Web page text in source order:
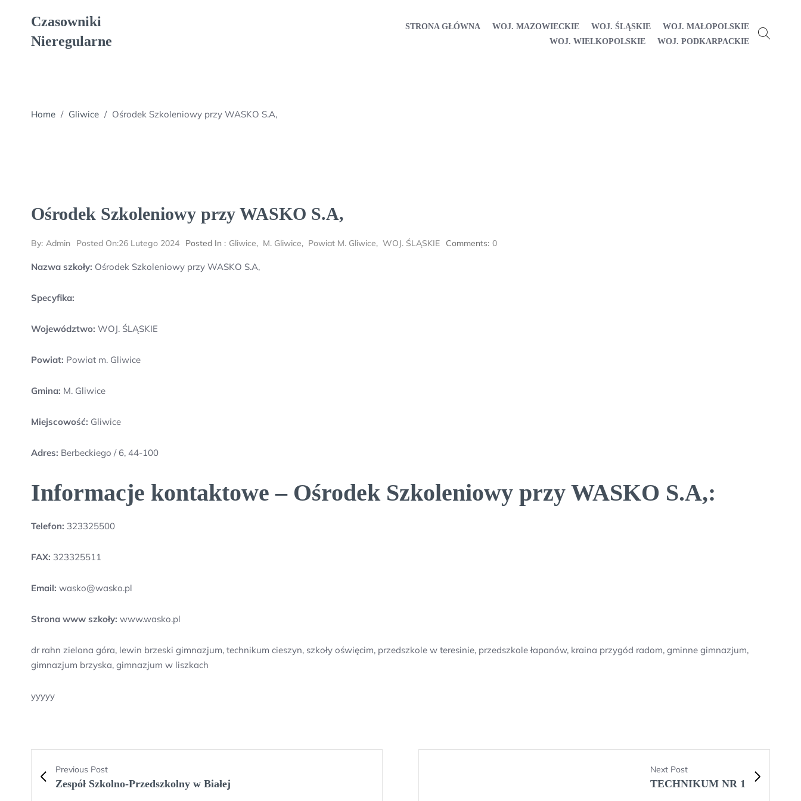
Czasowniki
Nieregularne
STRONA GŁÓWNA WOJ. MAZOWIECKIE WOJ. ŚLĄSKIE
WOJ. MAŁOPOLSKIE
WOJ. WIELKOPOLSKIE
WOJ. PODKARPACKIE
Home / Gliwice / Ośrodek Szkoleniowy przy WASKO S.A,
Ośrodek Szkoleniowy przy WASKO S.A,
By: Admin Posted On:26 Lutego 2024 Posted In : Gliwice, M. Gliwice, Powiat M. Gliwice, WOJ. ŚLĄSKIE Comments: 0
Nazwa szkoły: Ośrodek Szkoleniowy przy WASKO S.A,
Specyfika:
Województwo: WOJ. ŚLĄSKIE
Powiat: Powiat m. Gliwice
Gmina: M. Gliwice
Miejscowość: Gliwice
Adres: Berbeckiego / 6, 44-100
Informacje kontaktowe – Ośrodek Szkoleniowy przy WASKO S.A,:
Telefon: 323325500
FAX: 323325511
Email: wasko@wasko.pl
Strona www szkoły: www.wasko.pl
dr rahn zielona góra, lewin brzeski gimnazjum, technikum cieszyn, szkoły oświęcim, przedszkole w teresinie, przedszkole łapanów, kraina przygód radom, gminne gimnazjum,
gimnazjum brzyska, gimnazjum w liszkach
yyyyy
Previous Post
Zespół Szkolno-Przedszkolny w Białej
Next Post
TECHNIKUM NR 1